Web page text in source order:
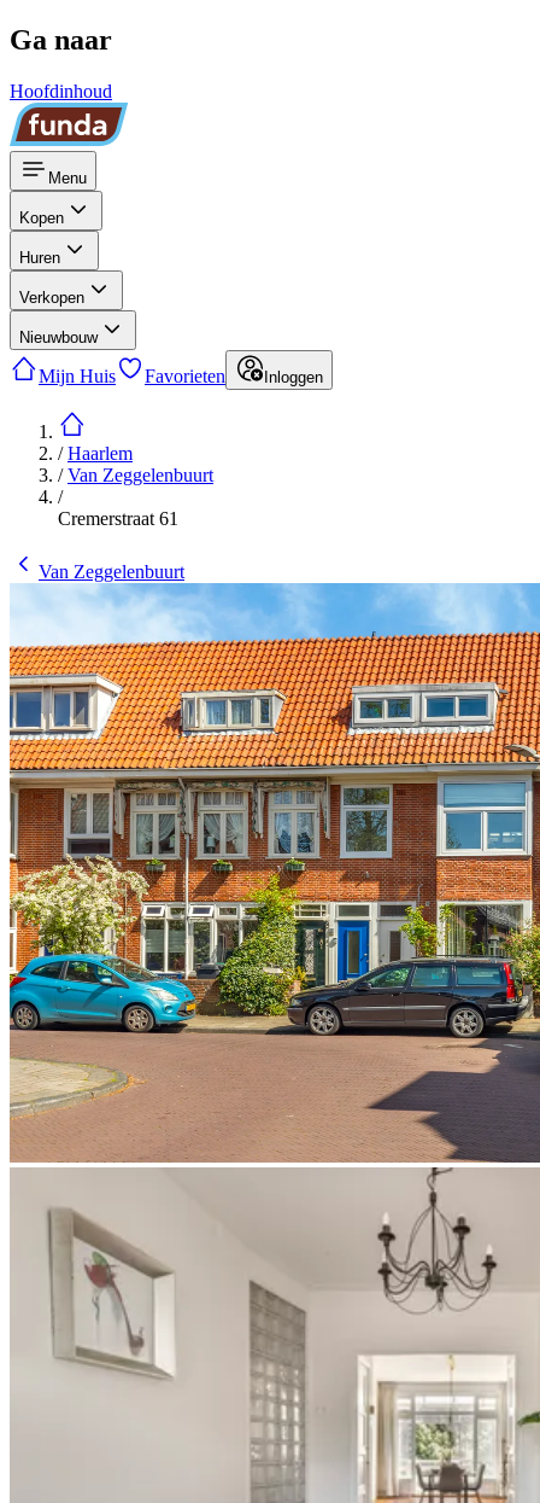
Ga naar
Hoofdinhoud
Menu
Kopen
Huren
Verkopen
Nieuwbouw
Mijn Huis Favorieten Inloggen
/Haarlem
/Van Zeggelenbuurt
/
Cremerstraat 61
Van Zeggelenbuurt